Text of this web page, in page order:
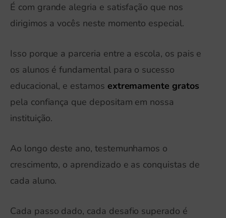
É com grande alegria e satisfação que nos
dirigimos a vocês neste momento especial.
Isso porque a parceria entre a escola, os pais e
os alunos é fundamental para o sucesso
educacional, e estamos extremamente gratos
pela confiança que depositam em nossa
instituição.
Ao longo deste ano, testemunhamos o
crescimento, o aprendizado e as conquistas de
cada aluno.
Cada passo dado, cada desafio superado é